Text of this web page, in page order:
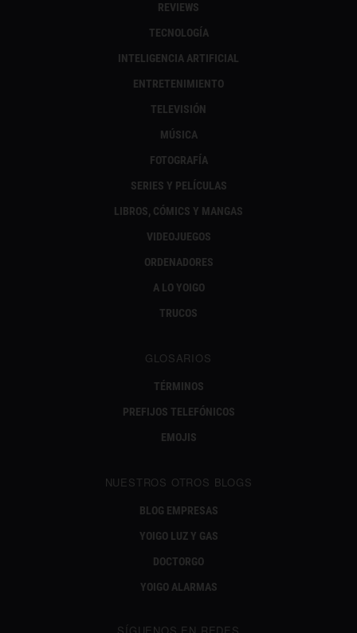
REVIEWS
TECNOLOGÍA
INTELIGENCIA ARTIFICIAL
ENTRETENIMIENTO
TELEVISIÓN
MÚSICA
FOTOGRAFÍA
SERIES Y PELÍCULAS
LIBROS, CÓMICS Y MANGAS
VIDEOJUEGOS
ORDENADORES
A LO YOIGO
TRUCOS
GLOSARIOS
TÉRMINOS
PREFIJOS TELEFÓNICOS
EMOJIS
NUESTROS OTROS BLOGS
BLOG EMPRESAS
YOIGO LUZ Y GAS
DOCTORGO
YOIGO ALARMAS